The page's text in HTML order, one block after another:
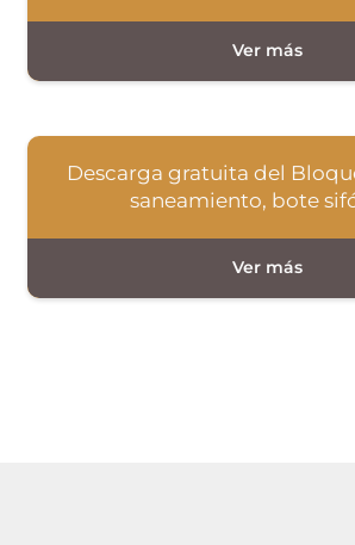
Descarga gratuita del
saneamiento, bote